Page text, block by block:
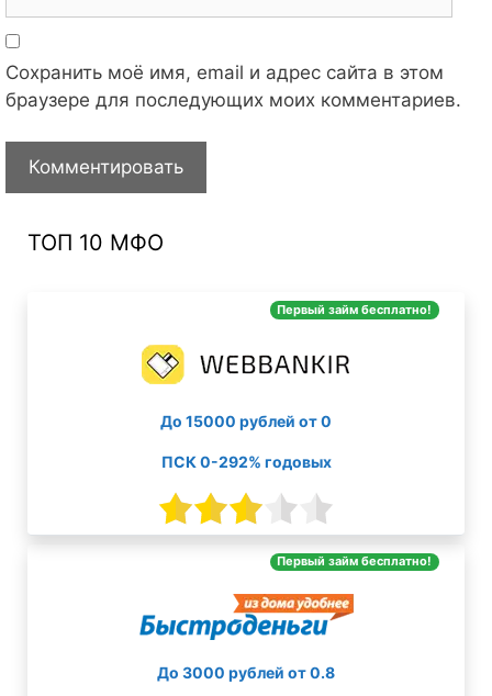
Сохранить моё имя, email и адрес сайта в этом
браузере для последующих моих комментариев.
ТОП 10 МФО
Первый займ бесплатно!
До 15000 рублей от 0
ПСК 0-292% годовых
Первый займ бесплатно!
До 3000 рублей от 0.8